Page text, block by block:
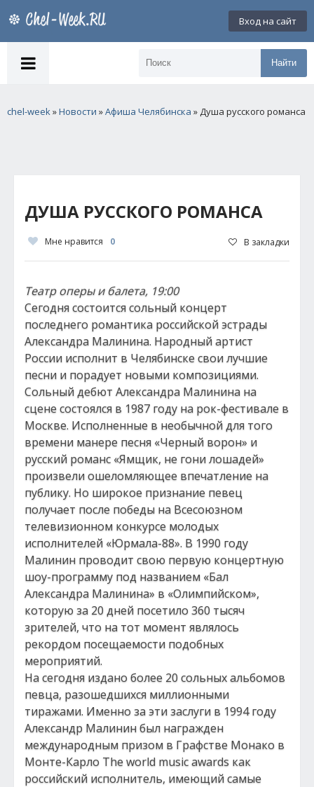
Вход на сайт
Найти
chel-week»Новости »Афиша Челябинска » Душа русского романса
ДУША РУССКОГО РОМАНСА
Мне нравится 0 В закладки
Театр оперы и балета, 19:00
Сегодня состоится сольный концерт
последнего романтика российской эстрады
Александра Малинина. Народный артист
России исполнит в Челябинске свои лучшие
песни и порадует новыми композициями.
Сольный дебют Александра Малинина на
сцене состоялся в 1987 году на рок-фестивале в
Москве. Исполненные в необычной для того
времени манере песня «Черный ворон» и
русский романс «Ямщик, не гони лошадей»
произвели ошеломляющее впечатление на
публику. Но широкое признание певец
получает после победы на Всесоюзном
телевизионном конкурсе молодых
исполнителей «Юрмала-88». В 1990 году
Малинин проводит свою первую концертную
шоу-программу под названием «Бал
Александра Малинина» в «Олимпийском»,
которую за 20 дней посетило 360 тысяч
зрителей, что на тот момент являлось
рекордом посещаемости подобных
мероприятий.
На сегодня издано более 20 сольных альбомов
певца, разошедшихся миллионными
тиражами. Именно за эти заслуги в 1994 году
Александр Малинин был награжден
международным призом в Графстве Монако в
Монте-Карло The world music awards как
российский исполнитель, имеющий самые